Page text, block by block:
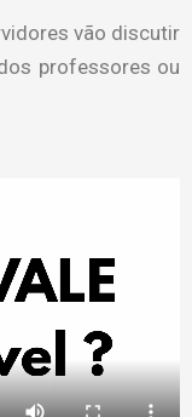
vão discutir
professores ou